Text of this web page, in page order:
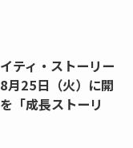
ティ・ストーリー
月25日（火）に開
「成長ストーリ